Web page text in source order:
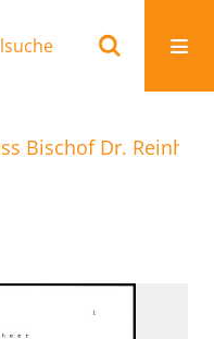
Bischof Dr.